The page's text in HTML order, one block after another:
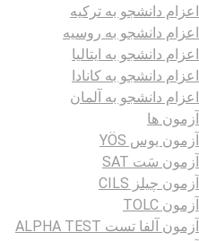
اعزام دانشجو به ترکیه
اعزام دانشجو به روسیه
اعزام دانشجو به ایتالیا
اعزام دانشجو به کانادا
اعزام دانشجو به آلمان
آزمون ها
آزمون یوس YÖS
آزمون سَت SAT
آزمون چیلز CILS‌
آزمون TOLC
آزمون آلفا تست ALPHA TEST